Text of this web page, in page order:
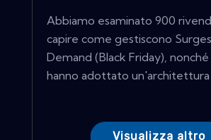
Abbiamo esaminato 900
capire come gestiscono
Demand (Black Friday),
hanno adottato un'architettura
Visualizza altro